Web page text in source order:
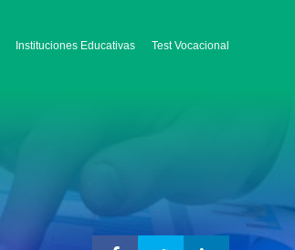
Instituciones Educativas Test Vocacional